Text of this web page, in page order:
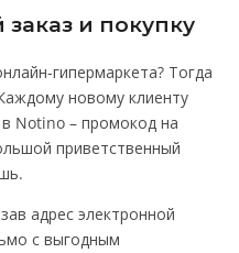
и покупку
гипермаркета? Тогда
новому клиенту
Notino – промокод на
приветственный
адрес электронной
с выгодным